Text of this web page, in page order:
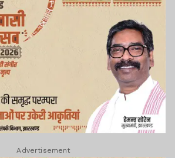
Advertisement